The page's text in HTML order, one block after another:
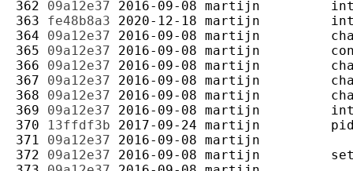
362 09a12e37 2016-09-08 martijn
363 fe48b8a3 2020-12-18 martijn
364 09a12e37 2016-09-08 martijn
365 09a12e37 2016-09-08 martijn
366 09a12e37 2016-09-08 martijn
367 09a12e37 2016-09-08 martijn
368 09a12e37 2016-09-08 martijn
369 09a12e37 2016-09-08 martijn
370
13ffdf3b 2017-09-24 martijn
371 09a12e37 2016-09-08 martijn
372 09a12e37 2016-09-08 martijn